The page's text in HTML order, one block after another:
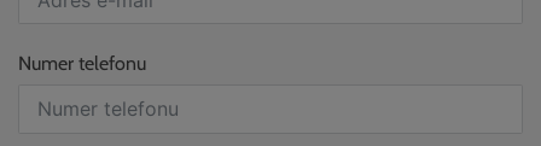
Numer telefonu